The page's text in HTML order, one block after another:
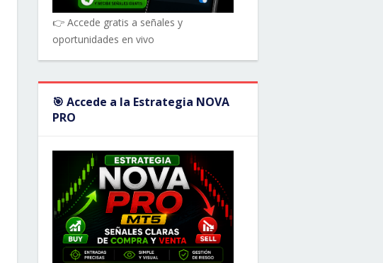
👉 Accede gratis a señales y
oportunidades en vivo
🎯 Accede a la Estrategia NOVA
PRO